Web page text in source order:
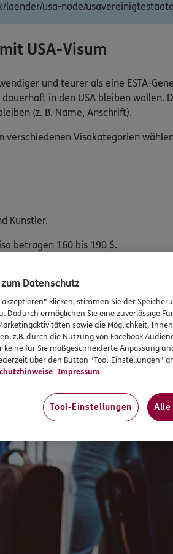
laender/usa-node/
USA-Visum
und teurer als eine ESTA-
in den USA bleiben wollen.
(z. B. Name, Anschrift).
verschiedenen Visakategorien
Künstler.
betragen 160 bis 190 $.
Datenschutz
akzeptieren" klicken, stimmen Sie der
Dadurch ermöglichen Sie eine zuverlässige
sowie die Möglichkeit,
z.B. durch die Nutzung von Facebook
keine für Sie maßgeschneiderte Anpassung
über den Button "Tool-Einstellungen"
Impressum
Tool-Einstellungen Alle